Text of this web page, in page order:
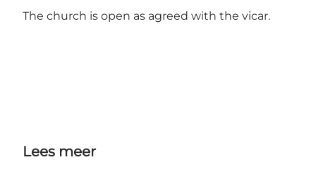
The church is open as agreed with the vicar.
Lees meer